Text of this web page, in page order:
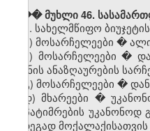
��� მუხლი 46.
1. სახელმწიფო
ა) მოსარჩელეები �
ბ) მოსარჩელეები �
ზიანის ანაზღაურების
გ) მოსარჩელეები �
დ) მხარეები �
დაპატიმრების
შედეგად